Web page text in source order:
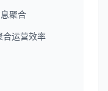
聚合
合运营效率